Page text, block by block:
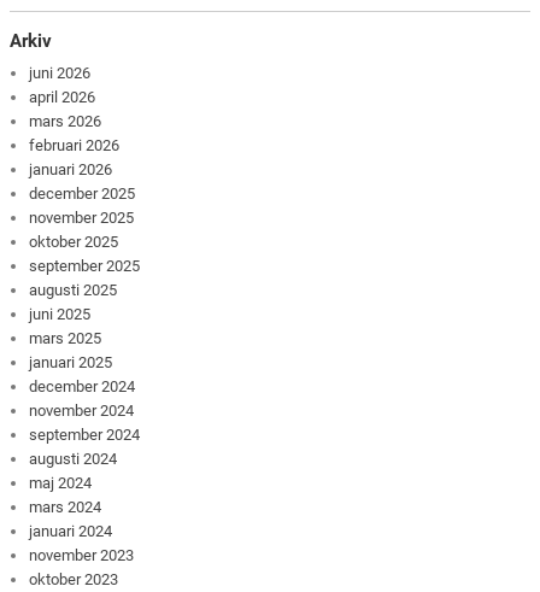
Arkiv
juni 2026
april 2026
mars 2026
februari 2026
januari 2026
december 2025
november 2025
oktober 2025
september 2025
augusti 2025
juni 2025
mars 2025
januari 2025
december 2024
november 2024
september 2024
augusti 2024
maj 2024
mars 2024
januari 2024
november 2023
oktober 2023